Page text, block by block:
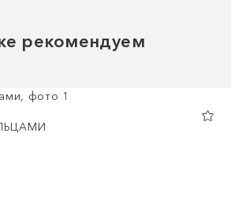
рекомендуем